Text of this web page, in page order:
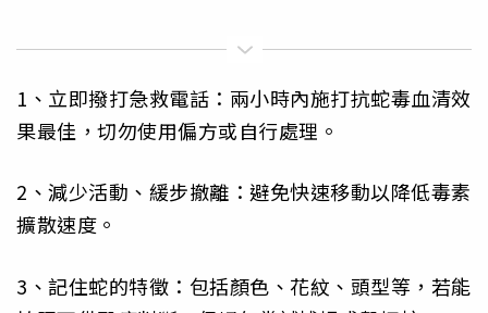
1、立即撥打急救電話：兩小時內施打抗蛇毒血清效
果最佳，切勿使用偏方或自行處理。
2、減少活動、緩步撤離：避免快速移動以降低毒素
擴散速度。
3、記住蛇的特徵：包括顏色、花紋、頭型等，若能